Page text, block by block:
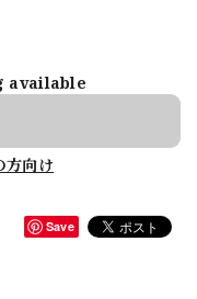
available
方向け
Save